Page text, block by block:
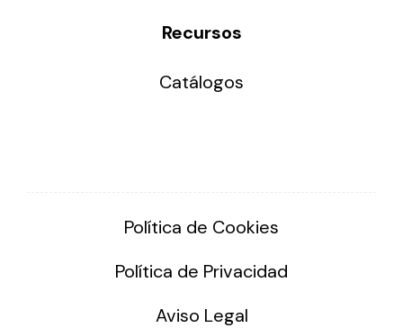
Recursos
Catálogos
Política de Cookies
Política de Privacidad
Aviso Legal